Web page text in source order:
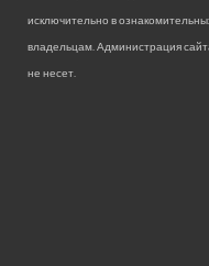
исключительно в
владельцам. Администрация
не несет.